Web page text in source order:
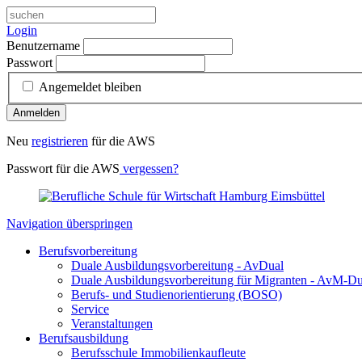
Login
Benutzername
Passwort
Angemeldet bleiben
Anmelden
Neu registrieren für die AWS
Passwort für die AWS vergessen?
Navigation überspringen
Berufsvorbereitung
Duale Ausbildungsvorbereitung - AvDual
Duale Ausbildungsvorbereitung für Migranten - AvM-
Berufs- und Studienorientierung (BOSO)
Service
Veranstaltungen
Berufsausbildung
Berufsschule Immobilienkaufleute